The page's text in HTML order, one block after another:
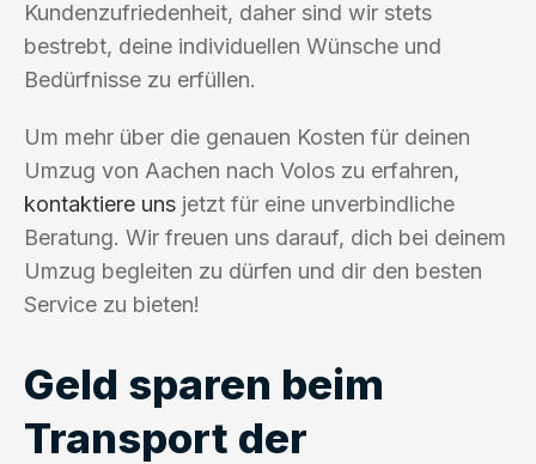
Kundenzufriedenheit, daher sind wir stets
bestrebt, deine individuellen Wünsche und
Bedürfnisse zu erfüllen.
Um mehr über die genauen Kosten für deinen
Umzug von Aachen nach Volos zu erfahren,
kontaktiere uns jetzt für eine unverbindliche
Beratung. Wir freuen uns darauf, dich bei deinem
Umzug begleiten zu dürfen und dir den besten
Service zu bieten!
Geld sparen beim
Transport der